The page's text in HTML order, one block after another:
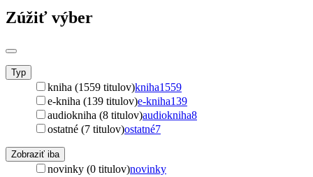
Zúžiť výber
Typ
kniha (1559 titulov)kniha1559
e-kniha (139 titulov)e-kniha139
audiokniha (8 titulov)audiokniha8
ostatné (7 titulov)ostatné7
Zobraziť iba
novinky (0 titulov)novinky